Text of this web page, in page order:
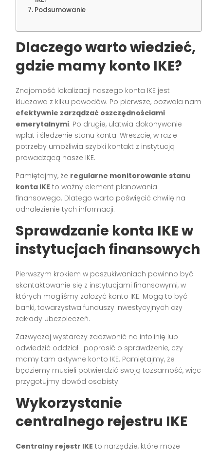
Podsumowanie
Dlaczego warto wiedzieć,
gdzie mamy konto IKE?
Znajomość lokalizacji naszego konta IKE jest
kluczowa z kilku powodów. Po pierwsze, pozwala nam
efektywnie zarządzać oszczędnościami
emerytalnymi. Po drugie, ułatwia dokonywanie
wpłat i śledzenie stanu konta. Wreszcie, w razie
potrzeby umożliwia szybki kontakt z instytucją
prowadzącą nasze IKE.
Pamiętajmy, że regularne monitorowanie stanu
konta IKE to ważny element planowania
finansowego. Dlatego warto poświęcić chwilę na
odnalezienie tych informacji.
Sprawdzanie konta IKE w
instytucjach finansowych
Pierwszym krokiem w poszukiwaniach powinno być
skontaktowanie się z instytucjami finansowymi, w
których mogliśmy założyć konto IKE. Mogą to być
banki, towarzystwa funduszy inwestycyjnych czy
zakłady ubezpieczeń.
Zazwyczaj wystarczy zadzwonić na infolinię lub
odwiedzić oddział i poprosić o sprawdzenie, czy
mamy tam aktywne konto IKE. Pamiętajmy, że
będziemy musieli potwierdzić swoją tożsamość, więc
przygotujmy dowód osobisty.
Wykorzystanie
centralnego rejestru IKE
Centralny rejestr IKE to narzędzie, które może